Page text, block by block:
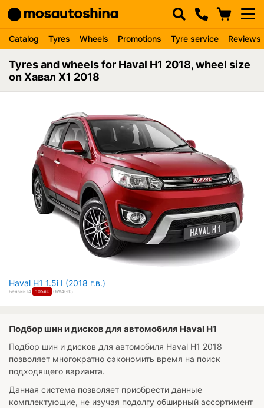
Catalog Tyres Wheels Promotions Tyre service Reviews
Tyres and wheels for Haval H1 2018, wheel size
on Хавал Х1 2018
Haval H1 1.5i I (2018 г.в.)
Бензин I4 105лс GW4G15
Подбор шин и дисков для автомобиля Haval H1
Подбор шин и дисков для автомобиля Haval H1 2018
позволяет многократно сэкономить время на поиск
подходящего варианта.
Данная система позволяет приобрести данные
комплектующие, не изучая подолгу обширный ассортимент